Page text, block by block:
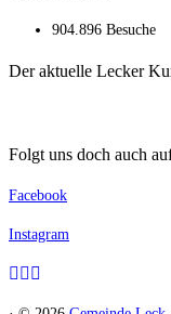
904.896 Besuche
Der aktuelle Lecker
Folgt uns doch auch
Facebook
Instagram